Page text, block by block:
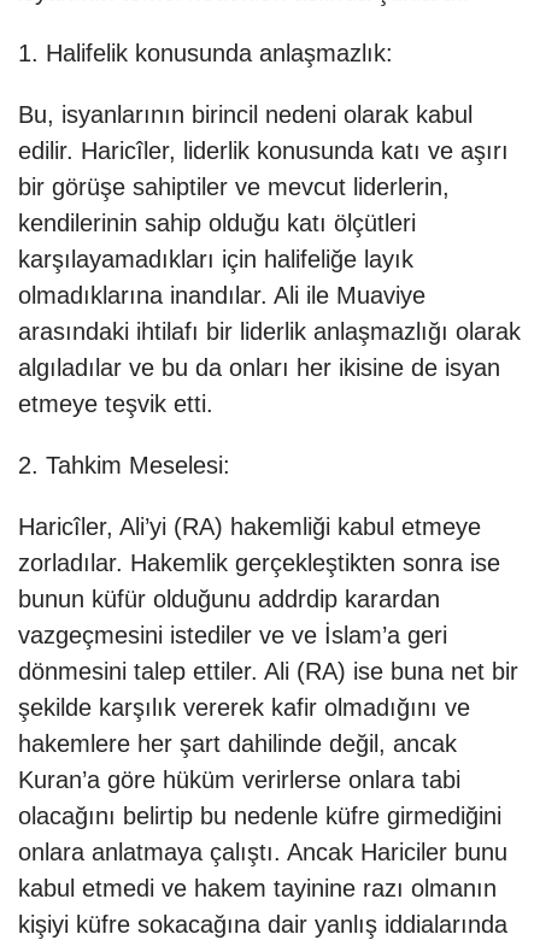
1. Halifelik konusunda anlaşmazlık:
Bu, isyanlarının birincil nedeni olarak kabul
edilir. Haricîler, liderlik konusunda katı ve aşırı
bir görüşe sahiptiler ve mevcut liderlerin,
kendilerinin sahip olduğu katı ölçütleri
karşılayamadıkları için halifeliğe layık
olmadıklarına inandılar. Ali ile Muaviye
arasındaki ihtilafı bir liderlik anlaşmazlığı olarak
algıladılar ve bu da onları her ikisine de isyan
etmeye teşvik etti.
2. Tahkim Meselesi:
Haricîler, Ali’yi (RA) hakemliği kabul etmeye
zorladılar. Hakemlik gerçekleştikten sonra ise
bunun küfür olduğunu addrdip karardan
vazgeçmesini istediler ve ve İslam’a geri
dönmesini talep ettiler. Ali (RA) ise buna net bir
şekilde karşılık vererek kafir olmadığını ve
hakemlere her şart dahilinde değil, ancak
Kuran’a göre hüküm verirlerse onlara tabi
olacağını belirtip bu nedenle küfre girmediğini
onlara anlatmaya çalıştı. Ancak Hariciler bunu
kabul etmedi ve hakem tayinine razı olmanın
kişiyi küfre sokacağına dair yanlış iddialarında